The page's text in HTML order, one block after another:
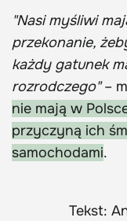
"Nasi myśliwi
przekonanie,
każdy gatunek
rozrodczego"–
nie mają w
przyczyną ich
samochodami.
Tekst: